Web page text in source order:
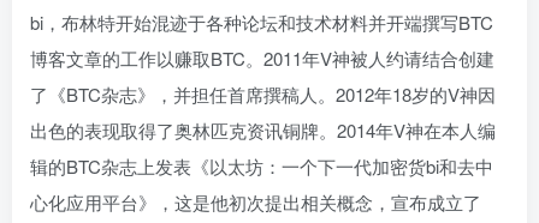
bi，布林特开始混迹于各种论坛和技术材料并开端撰写BTC
博客文章的工作以赚取BTC。2011年V神被人约请结合创建
了《BTC杂志》，并担任首席撰稿人。2012年18岁的V神因
出色的表现取得了奥林匹克资讯铜牌。2014年V神在本人编
辑的BTC杂志上发表《以太坊：一个下一代加密货bi和去中
心化应用平台》，这是他初次提出相关概念，宣布成立了